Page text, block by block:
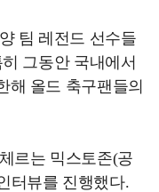
팀 레전드 선수들
그동안 국내에서
해 올드 축구팬들의
르는 믹스토존(공
터뷰를 진행했다.